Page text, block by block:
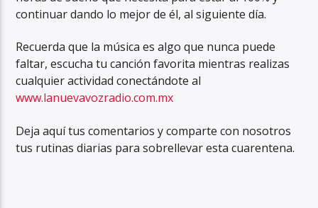
continuar dando lo mejor de él, al siguiente día.
Recuerda que la música es algo que nunca puede
faltar, escucha tu canción favorita mientras realizas
cualquier actividad conectándote al
www.lanuevavozradio.com.mx
Deja aquí tus comentarios y comparte con nosotros
tus rutinas diarias para sobrellevar esta cuarentena.